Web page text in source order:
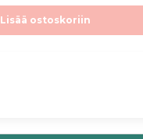
Lisää ostoskoriin